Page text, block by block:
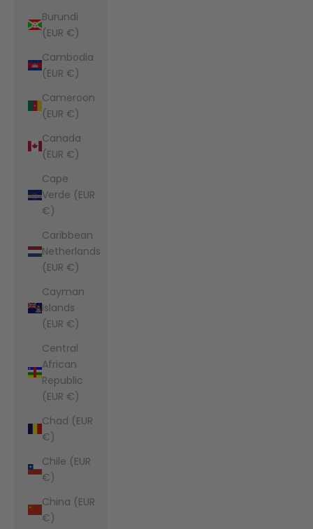
Burundi
(EUR €)
Cambodia
(EUR €)
Cameroon
(EUR €)
Canada
(EUR €)
Cape
Verde (EUR
€)
Caribbean
Netherlands
(EUR €)
Cayman
Islands
(EUR €)
Central
African
Republic
(EUR €)
Chad (EUR
€)
Chile (EUR
€)
China (EUR
€)